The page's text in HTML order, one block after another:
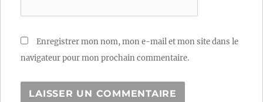
Enregistrer mon nom, mon e-mail et mon site dans le
navigateur pour mon prochain commentaire.